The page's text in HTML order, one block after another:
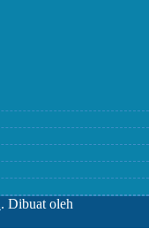
. Dibuat oleh